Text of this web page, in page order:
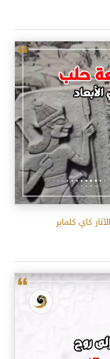
كاي كلماير